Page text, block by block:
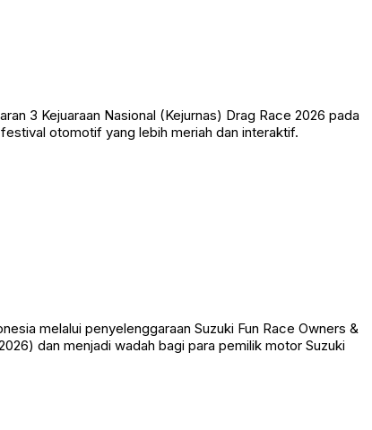
3 Kejuaraan Nasional (Kejurnas) Drag Race 2026 pada
otomotif yang lebih meriah dan interaktif.
melalui penyelenggaraan Suzuki Fun Race Owners &
dan menjadi wadah bagi para pemilik motor Suzuki